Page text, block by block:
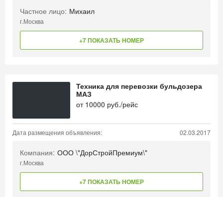
Частное лицо: Михаил
г.Москва
+7 ПОКАЗАТЬ НОМЕР
Техника для перевозки бульдозера
МАЗ
от 10000 руб./рейс
Дата размещения объявления: 02.03.2017
Компания: ООО \"ДорСтройПремиум\"
г.Москва
+7 ПОКАЗАТЬ НОМЕР